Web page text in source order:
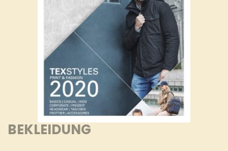
BEKLEIDUNG